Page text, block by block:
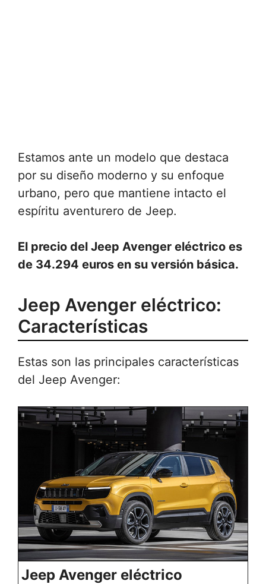
Estamos ante un modelo que destaca
por su diseño moderno y su enfoque
urbano, pero que mantiene intacto el
espíritu aventurero de Jeep.
El precio del Jeep Avenger eléctrico es
de 34.294 euros en su versión básica.
Jeep Avenger eléctrico:
Características
Estas son las principales características
del Jeep Avenger:
Jeep Avenger eléctrico